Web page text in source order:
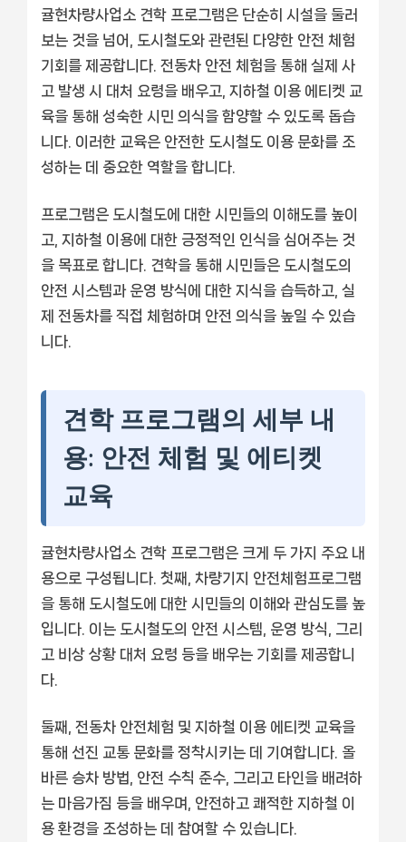
귤현차량사업소 견학 프로그램은 단순히 시설을 둘러
보는 것을 넘어, 도시철도와 관련된 다양한 안전 체험
기회를 제공합니다. 전동차 안전 체험을 통해 실제 사
고 발생 시 대처 요령을 배우고, 지하철 이용 에티켓 교
육을 통해 성숙한 시민 의식을 함양할 수 있도록 돕습
니다. 이러한 교육은 안전한 도시철도 이용 문화를 조
성하는 데 중요한 역할을 합니다.
프로그램은 도시철도에 대한 시민들의 이해도를 높이
고, 지하철 이용에 대한 긍정적인 인식을 심어주는 것
을 목표로 합니다. 견학을 통해 시민들은 도시철도의
안전 시스템과 운영 방식에 대한 지식을 습득하고, 실
제 전동차를 직접 체험하며 안전 의식을 높일 수 있습
니다.
견학 프로그램의 세부 내
용: 안전 체험 및 에티켓
교육
귤현차량사업소 견학 프로그램은 크게 두 가지 주요 내
용으로 구성됩니다. 첫째, 차량기지 안전체험프로그램
을 통해 도시철도에 대한 시민들의 이해와 관심도를 높
입니다. 이는 도시철도의 안전 시스템, 운영 방식, 그리
고 비상 상황 대처 요령 등을 배우는 기회를 제공합니
다.
둘째, 전동차 안전체험 및 지하철 이용 에티켓 교육을
통해 선진 교통 문화를 정착시키는 데 기여합니다. 올
바른 승차 방법, 안전 수칙 준수, 그리고 타인을 배려하
는 마음가짐 등을 배우며, 안전하고 쾌적한 지하철 이
용 환경을 조성하는 데 참여할 수 있습니다.